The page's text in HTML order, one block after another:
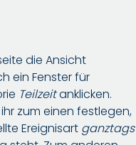
die Ansicht
ein Fenster für
Teilzeitanklicken.
zum einen festlegen,
Ereignisart ganztags